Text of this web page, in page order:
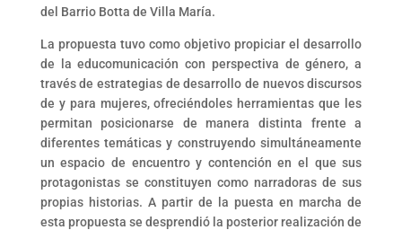
del Barrio Botta de Villa María.
La propuesta tuvo como objetivo propiciar el desarrollo
de la educomunicación con perspectiva de género, a
través de estrategias de desarrollo de nuevos discursos
de y para mujeres, ofreciéndoles herramientas que les
permitan posicionarse de manera distinta frente a
diferentes temáticas y construyendo simultáneamente
un espacio de encuentro y contención en el que sus
protagonistas se constituyen como narradoras de sus
propias historias. A partir de la puesta en marcha de
esta propuesta se desprendió la posterior realización de